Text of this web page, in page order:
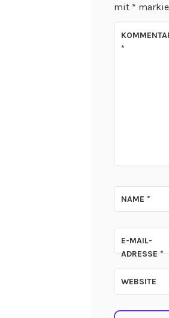
mit *
*
NAME *
E-MAIL-
ADRESSE*
WEBSITE